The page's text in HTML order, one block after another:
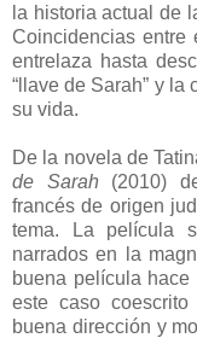
la historia actual de
Coincidencias
entrelaza hasta
“llave de Sarah” y
su vida.
De la novela de
de Sarah (2010)
francés de origen
tema. La película
narrados en la
buena película
este caso
buena dirección y